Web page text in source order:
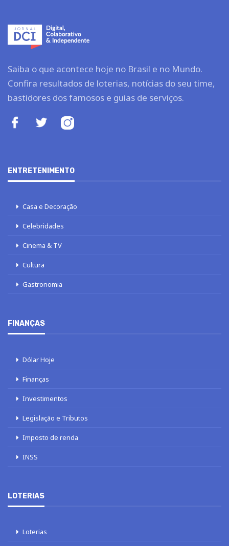
Saiba o que acontece hoje no Brasil e no Mundo.
Confira resultados de loterias, notícias do seu time,
bastidores dos famosos e guias de serviços.
ENTRETENIMENTO
Casa e Decoração
Celebridades
Cinema & TV
Cultura
Gastronomia
FINANÇAS
Dólar Hoje
Finanças
Investimentos
Legislação e Tributos
Imposto de renda
INSS
LOTERIAS
Loterias